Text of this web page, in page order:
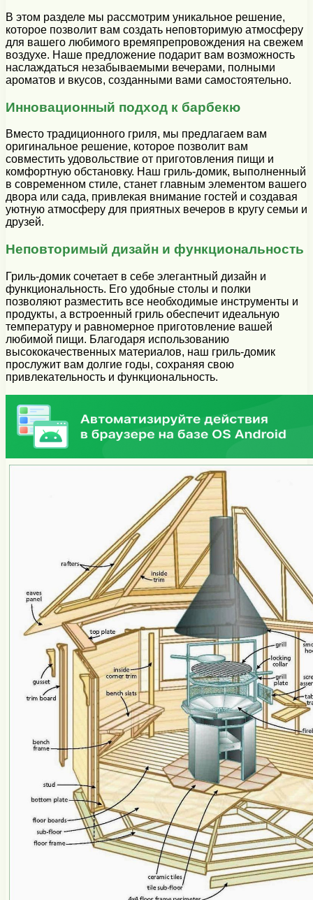
В этом разделе мы рассмотрим уникальное решение,
которое позволит вам создать неповторимую атмосферу
для вашего любимого времяпрепровождения на свежем
воздухе. Наше предложение подарит вам возможность
наслаждаться незабываемыми вечерами, полными
ароматов и вкусов, созданными вами самостоятельно.
Инновационный подход к барбекю
Вместо традиционного гриля, мы предлагаем вам
оригинальное решение, которое позволит вам
совместить удовольствие от приготовления пищи и
комфортную обстановку. Наш гриль-домик, выполненный
в современном стиле, станет главным элементом вашего
двора или сада, привлекая внимание гостей и создавая
уютную атмосферу для приятных вечеров в кругу семьи и
друзей.
Неповторимый дизайн и функциональность
Гриль-домик сочетает в себе элегантный дизайн и
функциональность. Его удобные столы и полки
позволяют разместить все необходимые инструменты и
продукты, а встроенный гриль обеспечит идеальную
температуру и равномерное приготовление вашей
любимой пищи. Благодаря использованию
высококачественных материалов, наш гриль-домик
прослужит вам долгие годы, сохраняя свою
привлекательность и функциональность.